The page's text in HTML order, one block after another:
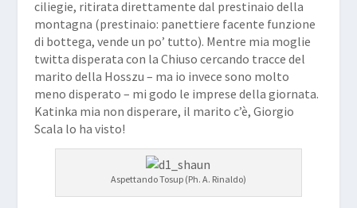
ciliegie, ritirata direttamente dal prestinaio della
montagna (prestinaio: panettiere facente funzione
di bottega, vende un po’ tutto). Mentre mia moglie
twitta disperata con la Chiuso cercando tracce del
marito della Hosszu – ma io invece sono molto
meno disperato – mi godo le imprese della giornata.
Katinka mia non disperare, il marito c’è, Giorgio
Scala lo ha visto!
Aspettando Tosup (Ph. A. Rinaldo)